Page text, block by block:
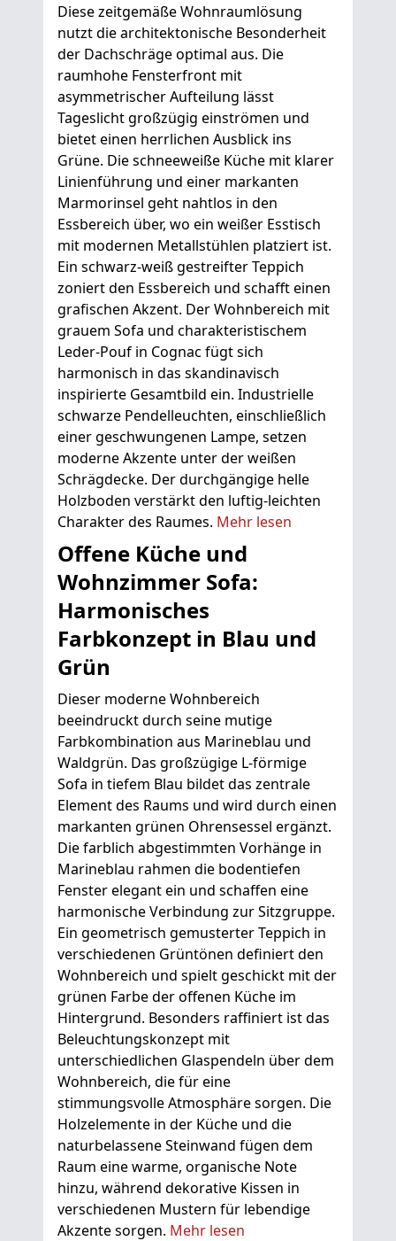
Diese zeitgemäße Wohnraumlösung
nutzt die architektonische Besonderheit
der Dachschräge optimal aus. Die
raumhohe Fensterfront mit
asymmetrischer Aufteilung lässt
Tageslicht großzügig einströmen und
bietet einen herrlichen Ausblick ins
Grüne. Die schneeweiße Küche mit klarer
Linienführung und einer markanten
Marmorinsel geht nahtlos in den
Essbereich über, wo ein weißer Esstisch
mit modernen Metallstühlen platziert ist.
Ein schwarz-weiß gestreifter Teppich
zoniert den Essbereich und schafft einen
grafischen Akzent. Der Wohnbereich mit
grauem Sofa und charakteristischem
Leder-Pouf in Cognac fügt sich
harmonisch in das skandinavisch
inspirierte Gesamtbild ein. Industrielle
schwarze Pendelleuchten, einschließlich
einer geschwungenen Lampe, setzen
moderne Akzente unter der weißen
Schrägdecke. Der durchgängige helle
Holzboden verstärkt den luftig-leichten
Charakter des Raumes. Mehr lesen
Offene Küche und
Wohnzimmer Sofa:
Harmonisches
Farbkonzept in Blau und
Grün
Dieser moderne Wohnbereich
beeindruckt durch seine mutige
Farbkombination aus Marineblau und
Waldgrün. Das großzügige L-förmige
Sofa in tiefem Blau bildet das zentrale
Element des Raums und wird durch einen
markanten grünen Ohrensessel ergänzt.
Die farblich abgestimmten Vorhänge in
Marineblau rahmen die bodentiefen
Fenster elegant ein und schaffen eine
harmonische Verbindung zur Sitzgruppe.
Ein geometrisch gemusterter Teppich in
verschiedenen Grüntönen definiert den
Wohnbereich und spielt geschickt mit der
grünen Farbe der offenen Küche im
Hintergrund. Besonders raffiniert ist das
Beleuchtungskonzept mit
unterschiedlichen Glaspendeln über dem
Wohnbereich, die für eine
stimmungsvolle Atmosphäre sorgen. Die
Holzelemente in der Küche und die
naturbelassene Steinwand fügen dem
Raum eine warme, organische Note
hinzu, während dekorative Kissen in
verschiedenen Mustern für lebendige
Akzente sorgen. Mehr lesen